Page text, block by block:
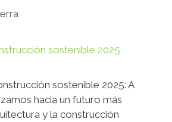
sostenible 2025: A
hacia un futuro más
y la construcción